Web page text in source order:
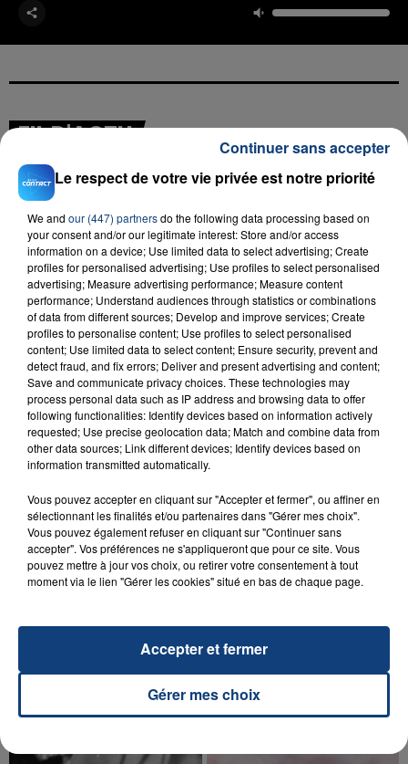
FIL D'ACTU
23 juillet 2026
INCENDIE MORTEL À LENS : UNE FEMME ET
SON BÉBÉ ENTRE LA VIE ET LA...
Un homme s'est immolé par le feu après avoir
aspergé sa compagne et leur bébé de trois mois
d'un liquide inflammable.
20 juillet 2026
UNE ADOLESCENTE DEVANT SE FAIRE
OPÉRER DE LA CHEVILLE RESSORT DE LA...
reconnu sa responsabilité et présenté ses
TITRES DIFFUSÉS
8h27
8h27 8h24
8h24
Le respect de votre vie privée est notre priorité
We and our (447) partnersdo the following data processing based on
your consent and/or our legitimate interest: Store and/or access
information on a device; Use limited data to select advertising; Create
profiles for personalised advertising; Use profiles to select personalised
advertising; Measure advertising performance; Measure content
performance; Understand audiences through statistics or combinations
of data from different sources; Develop and improve services; Create
profiles to personalise content; Use profiles to select personalised
content; Use limited data to select content; Ensure security, prevent and
detect fraud, and fix errors; Deliver and present advertising and content;
Save and communicate privacy choices. These technologies may
process personal data such as IP address and browsing data to offer
following functionalities: Identify devices based on information actively
requested; Use precise geolocation data; Match and combine data from
other data sources; Link different devices; Identify devices based on
information transmitted automatically.
Vous pouvez accepter en cliquant sur "Accepter et fermer", ou affiner en
sélectionnant les finalités et/ou partenaires dans "Gérer mes choix".
Vous pouvez également refuser en cliquant sur "Continuer sans
accepter". Vos préférences ne s'appliqueront que pour ce site. Vous
pouvez mettre à jour vos choix, ou retirer votre consentement à tout
moment via le lien "Gérer les cookies" situé en bas de chaque page.
Gérer mes choix
Accepter et fermer
Continuer sans accepter